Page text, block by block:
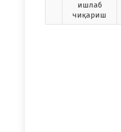
ишлаб
чиқариш